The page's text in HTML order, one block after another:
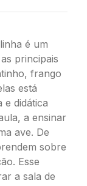
é um
principais
frango
está
e didática
a ensinar
ave. De
sobre
Esse
a sala de